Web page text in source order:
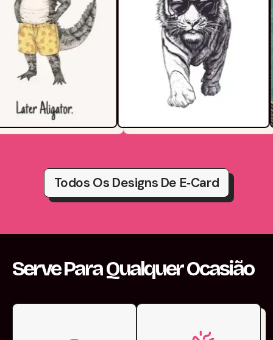
Todos Os Designs De E‑card
Serve Para Qualquer Ocasião